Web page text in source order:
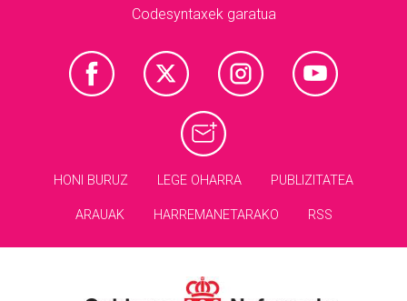
Codesyntaxek garatua
HONI BURUZ LEGE OHARRA PUBLIZITATEA
ARAUAK HARREMANETARAKO RSS